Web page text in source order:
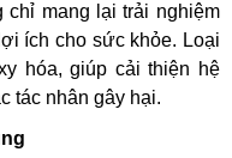
chỉ mang lại trải nghiệm
ích cho sức khỏe. Loại
hóa, giúp cải thiện hệ
tác nhân gây hại.